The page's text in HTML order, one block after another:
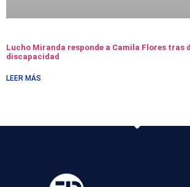
Lucho Miranda responde a Camila Flores tras
discapacidad
LEER MÁS